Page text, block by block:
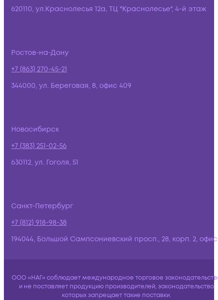
620110, ул.Краснолесья 12а, ТЦ "Краснолесье", 4-й этаж
Ростов-на-Дону
+7 (863) 270-45-21
344000, ул. Береговая, 8, офис 409
Новосибирск
+7 (383) 251-02-56
630112, ул. Гоголя, 51
Санкт-Петербург
+7 (812) 918-98-38
194044, Большой Сампсониевский просп., 28, корп. 2,
ООО «НАГ» соблюдает международное торговое
и не поставляет продукцию производителей, законодательство
которых запрещает такие поставки.